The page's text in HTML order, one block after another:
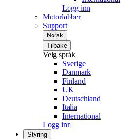
Logg inn
Motorlabber
Support
Norsk
Tilbake
Velg språk
Sverige
Danmark
Finland
UK
Deutschland
Italia
International
Logg inn
Styring